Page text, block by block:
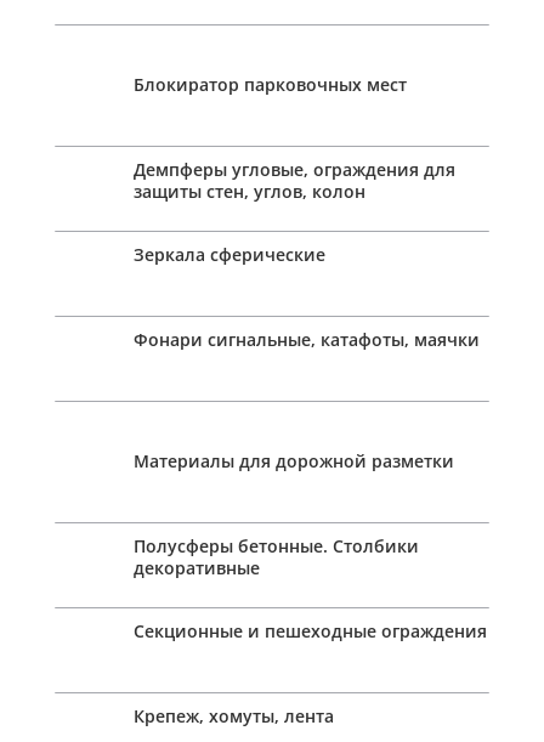
Блокиратор парковочных мест
Демпферы угловые, ограждения для
защиты стен, углов, колон
Зеркала сферические
Фонари сигнальные, катафоты, маячки
Материалы для дорожной разметки
Полусферы бетонные. Столбики
декоративные
Секционные и пешеходные ограждения
Крепеж, хомуты, лента